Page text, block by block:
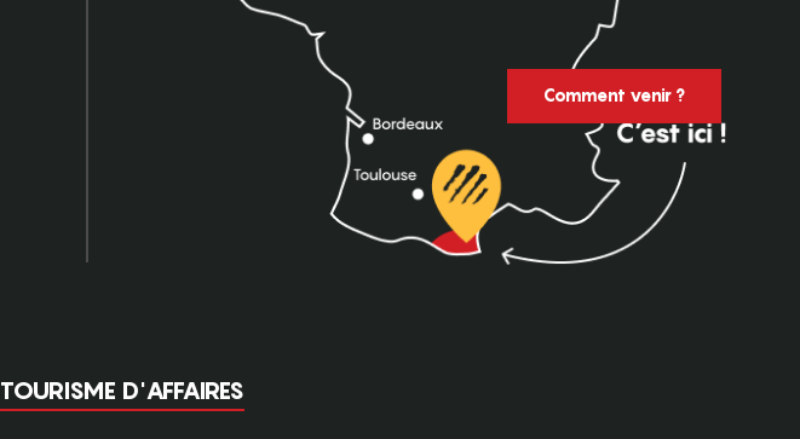
Comment venir ?
TOURISME D'AFFAIRES